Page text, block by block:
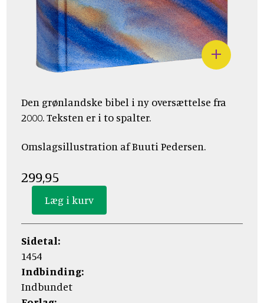
Den grønlandske bibel i ny oversættelse fra
2000. Teksten er i to spalter.
Omslagsillustration af Buuti Pedersen.
299,95
Sidetal:
1454
Indbinding:
Indbundet